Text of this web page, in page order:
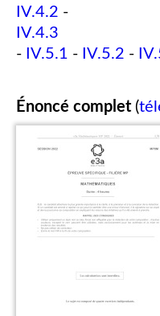
IV.4.2 -
IV.4.3
- IV.5.1 - IV.5.2 -
Énoncé complet (